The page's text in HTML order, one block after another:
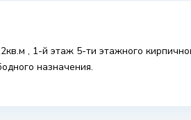
, 1-й этаж 5-ти этажного
назначения.